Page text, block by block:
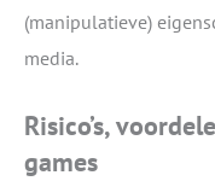
(manipulatieve)
media.
Risico’s,
games